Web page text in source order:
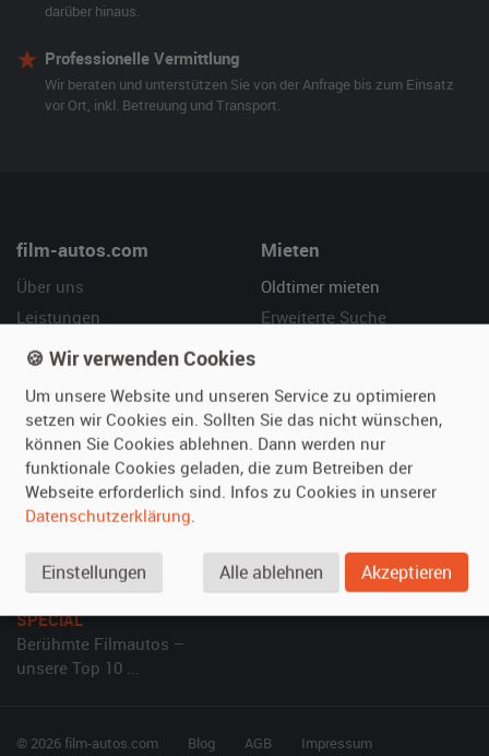
darüber hinaus.
Professionelle Vermittlung
Wir beraten und unterstützen Sie von der Anfrage bis zum Einsatz
vor Ort, inkl. Betreuung und Transport.
film-autos.com
Über uns
Leistungen
Referenzen
Mieten
Oldtimer mieten
Erweiterte Suche
Vermieten
Oldtimer anmelden
Fotos senden
Inserat verwalten
Hilfe
Häufige Fragen (FAQ)
So funktioniert's
SPECIAL
Berühmte Filmautos –
unsere Top 10 ...
© 2026 film-autos.com Blog AGB Impressum
🍪 Wir verwenden Cookies
Um unsere Website und unseren Service zu optimieren
setzen wir Cookies ein. Sollten Sie das nicht wünschen,
können Sie Cookies ablehnen. Dann werden nur
funktionale Cookies geladen, die zum Betreiben der
Webseite erforderlich sind. Infos zu Cookies in unserer
Datenschutzerklärung.
Einstellungen Alle ablehnen Akzeptieren